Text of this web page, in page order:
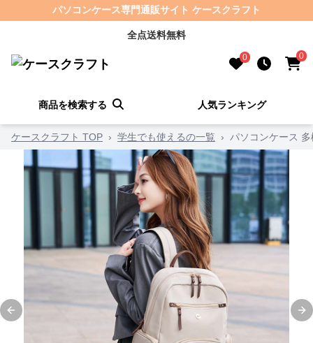
パソコンケース専門通販サイト ケースクラフト
全点送料無料
0 0
商品を検索する 人気ランキング
ケースクラフト TOP › 学生でも使えるの一覧 › パソコンケース
Previous slide